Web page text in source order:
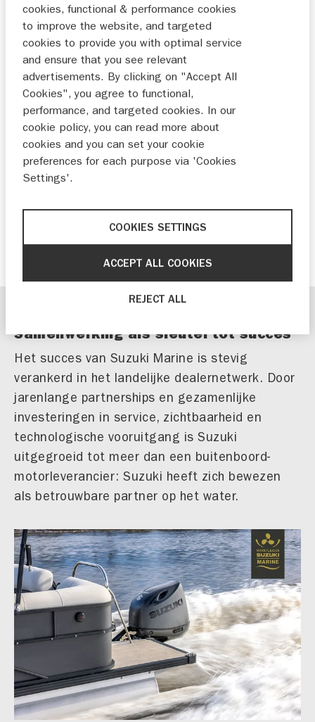
professionele dealers en langdurige
samenwerkingen met bootbouwers en
partners in de branche. Met een breed
aanbod, een sterke focus op kwaliteit en
betrouwbare service weet Suzuki Marine
een steeds grotere groep
watersportliefhebbers aan zich te
binden.
Breed aanbod zichtbaar tijdens onder
meer Hiswa te Water 2025
Vooruitblik: Introductie van nieuw Hero-
model
Samenwerking als sleutel tot succes
Het succes van Suzuki Marine is stevig
verankerd in het landelijke dealernetwerk. Door
jarenlange partnerships en gezamenlijke
investeringen in service, zichtbaarheid en
technologische vooruitgang is Suzuki
uitgegroeid tot meer dan een buitenboord-
motorleverancier: Suzuki heeft zich bewezen
als betrouwbare partner op het water.
cookies, functional & performance cookies
to improve the website, and targeted
cookies to provide you with optimal service
and ensure that you see relevant
advertisements. By clicking on "Accept All
Cookies", you agree to functional,
performance, and targeted cookies. In our
cookie policy, you can read more about
cookies and you can set your cookie
preferences for each purpose via 'Cookies
Settings'.
COOKIES SETTINGS
REJECT ALL
ACCEPT ALL COOKIES